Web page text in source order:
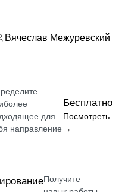
Вячеслав Межуревский
для
направление
Бесплатно
Посмотреть
→
Получите